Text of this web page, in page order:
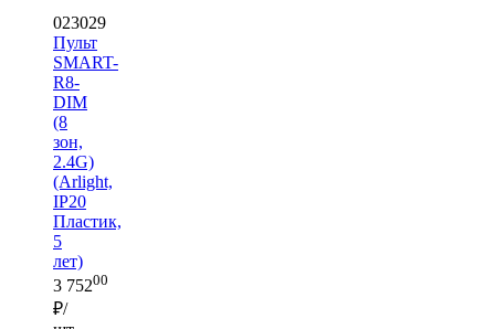
023029
Пульт
SMART-
R8-
DIM
(8
зон,
2.4G)
(Arlight,
IP20
Пластик,
5
лет)
3 75200
₽/